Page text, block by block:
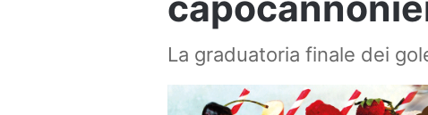
La graduatoria finale dei